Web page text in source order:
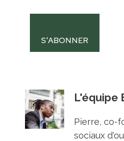
S'ABONNER
L'équipe
Pierre, co-
sociaux